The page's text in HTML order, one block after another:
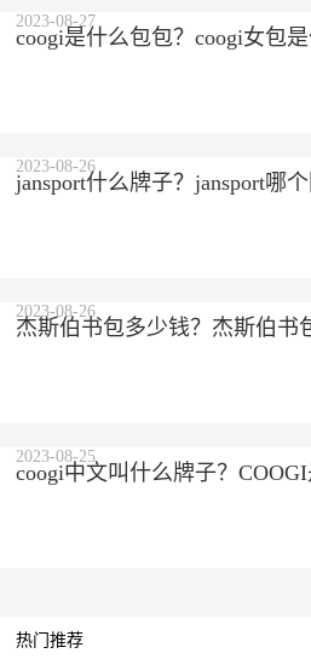
coogi是什么包包？coogi女包是
2023-08-27
jansport什么牌子？jansport哪个
2023-08-26
杰斯伯书包多少钱？杰斯伯书
2023-08-26
coogi中文叫什么牌子？COOGI
2023-08-25
热门推荐